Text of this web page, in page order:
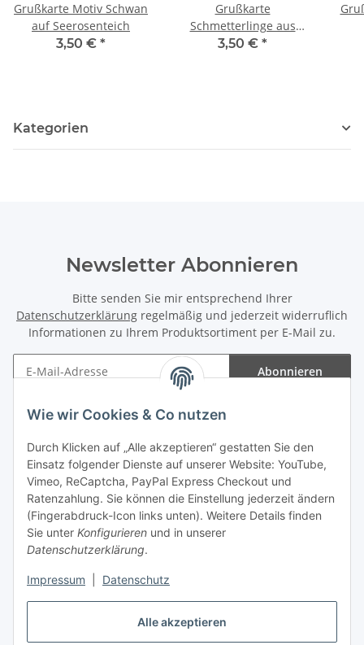
Alle akzeptieren
Wie wir Cookies & Co nutzen
Durch Klicken auf „Alle akzeptieren“ gestatten Sie den
Einsatz folgender Dienste auf unserer Website: YouTube,
Vimeo, ReCaptcha, PayPal Express Checkout und
Ratenzahlung. Sie können die Einstellung jederzeit ändern
(Fingerabdruck-Icon links unten). Weitere Details finden
Sie unter Konfigurieren und in unserer
Datenschutzerklärung.
Impressum Datenschutz
Grußkarte Motiv Schwan
auf Seerosenteich
3,50 € *
Grußkarte
Schmetterlinge aus
Diamond Painting,
3,50 € *
Kategorien
Newsletter Abonnieren
Bitte senden Sie mir entsprechend Ihrer
Datenschutzerklärung regelmäßig und jederzeit widerruflich
Informationen zu Ihrem Produktsortiment per E-Mail zu.
Abonnieren
Gesetzliche Informationen
Vertrag widerrufen